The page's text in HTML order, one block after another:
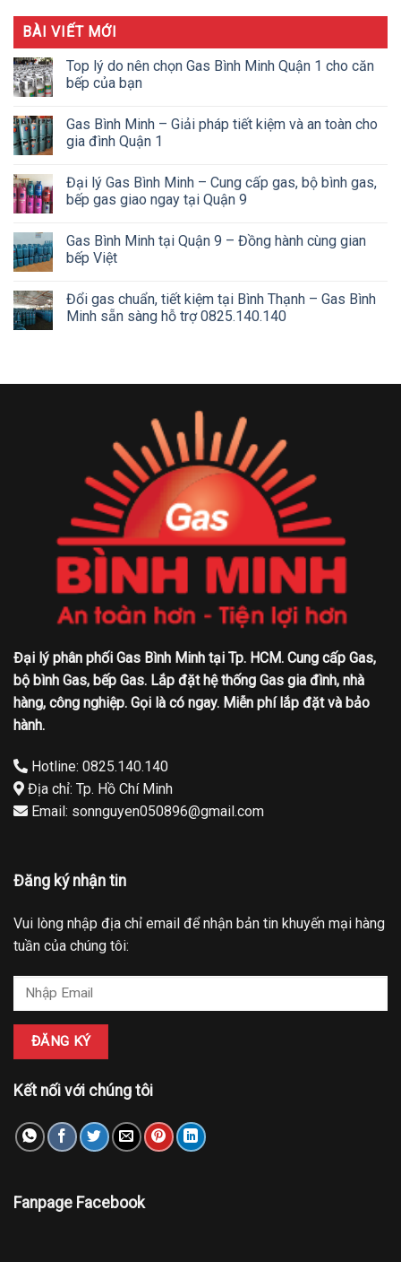
BÀI VIẾT MỚI
Top lý do nên chọn Gas Bình Minh Quận 1 cho căn
bếp của bạn
Gas Bình Minh – Giải pháp tiết kiệm và an toàn cho
gia đình Quận 1
Đại lý Gas Bình Minh – Cung cấp gas, bộ bình gas,
bếp gas giao ngay tại Quận 9
Gas Bình Minh tại Quận 9 – Đồng hành cùng gian
bếp Việt
Đổi gas chuẩn, tiết kiệm tại Bình Thạnh – Gas Bình
Minh sẵn sàng hỗ trợ 0825.140.140
Đại lý phân phối Gas Bình Minh tại Tp. HCM. Cung cấp Gas,
bộ bình Gas, bếp Gas. Lắp đặt hệ thống Gas gia đình, nhà
hàng, công nghiệp. Gọi là có ngay. Miễn phí lắp đặt và bảo
hành.
Hotline: 0825.140.140
Địa chỉ: Tp. Hồ Chí Minh
Email: sonnguyen050896@gmail.com
Đăng ký nhận tin
Vui lòng nhập địa chỉ email để nhận bản tin khuyến mại hàng
tuần của chúng tôi:
Kết nối với chúng tôi
Fanpage Facebook